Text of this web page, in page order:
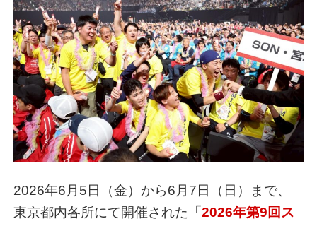
2026年6月5日（金）から6月7日（日）まで、
東京都内各所にて開催された
「2026年第9回ス